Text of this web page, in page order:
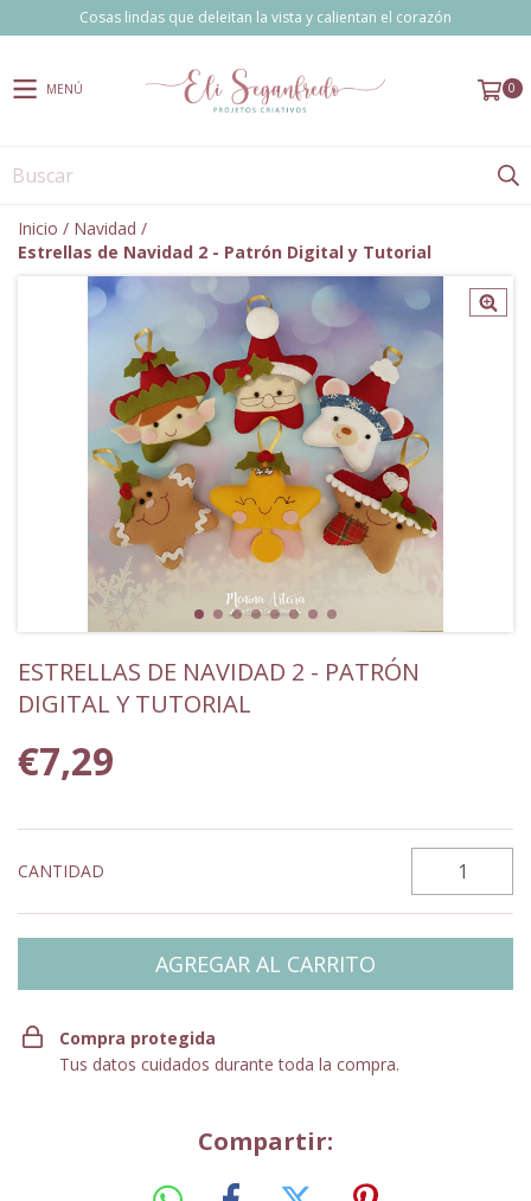
Cosas lindas que deleitan la vista y calientan el corazón
MENÚ 0
Inicio / Navidad /
Estrellas de Navidad 2 - Patrón Digital y Tutorial
ESTRELLAS DE NAVIDAD 2 - PATRÓN
DIGITAL Y TUTORIAL
€7,29
CANTIDAD
Compra protegida
Tus datos cuidados durante toda la compra.
Compartir: